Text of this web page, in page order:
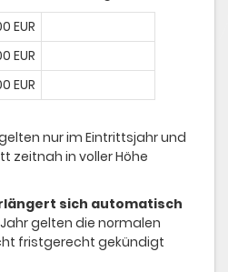
EUR
EUR
EUR
nur im Eintrittsjahr und
zeitnah in voller Höhe
sich automatisch
gelten die normalen
fristgerecht gekündigt